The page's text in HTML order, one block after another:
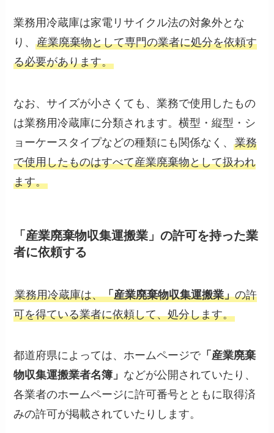
業務用冷蔵庫は家電リサイクル法の対象外とな
り、産業廃棄物として専門の業者に処分を依頼す
る必要があります。
なお、サイズが小さくても、業務で使用したもの
は業務用冷蔵庫に分類されます。横型・縦型・シ
ョーケースタイプなどの種類にも関係なく、業務
で使用したものはすべて産業廃棄物として扱われ
ます。
「産業廃棄物収集運搬業」の許可を持った業
者に依頼する
業務用冷蔵庫は、「産業廃棄物収集運搬業」の許
可を得ている業者に依頼して、処分します。
都道府県によっては、ホームページで「産業廃棄
物収集運搬業者名簿」 などが公開されていたり、
各業者のホームページに許可番号とともに取得済
みの許可が掲載されていたりします。